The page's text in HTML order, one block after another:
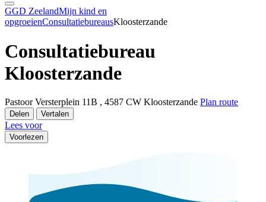
GGD ZeelandMijn kind en
opgroeienConsultatiebureausKloosterzande
Consultatiebureau
Kloosterzande
Pastoor Versterplein 11B , 4587 CW Kloosterzande Plan route
Delen Vertalen
Lees voor
Voorlezen